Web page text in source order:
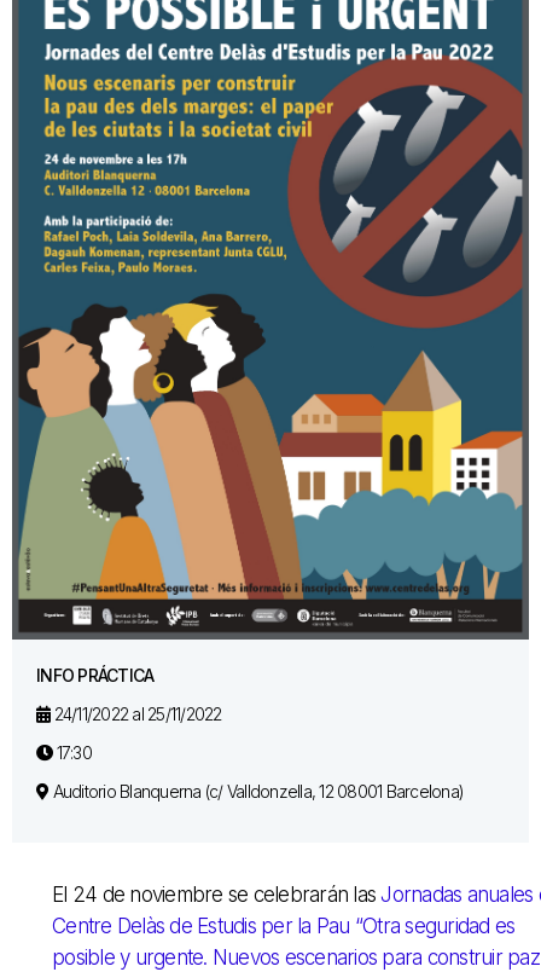
INFO PRÁCTICA
24/11/2022 al 25/11/2022
17:30
Auditorio Blanquerna (c/ Valldonzella, 12 08001 Barcelona)
El 24 de noviembre se celebrarán las Jornadas anuales
Centre Delàs de Estudis per la Pau “Otra seguridad es
posible y urgente. Nuevos escenarios para construir paz